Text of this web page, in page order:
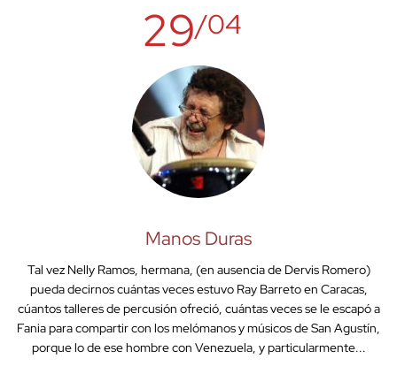
29/04
Manos Duras
Tal vez Nelly Ramos, hermana, (en ausencia de Dervis Romero)
pueda decirnos cuántas veces estuvo Ray Barreto en Caracas,
cúantos talleres de percusión ofreció, cuántas veces se le escapó a
Fania para compartir con los melómanos y músicos de San Agustín,
porque lo de ese hombre con Venezuela, y particularmente...